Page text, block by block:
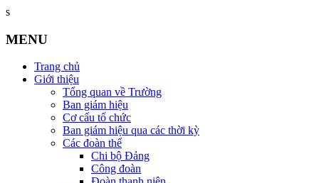
s
MENU
Trang chủ
Giới thiệu
Tổng quan về Trường
Ban giám hiệu
Cơ cấu tổ chức
Ban giám hiệu qua các thời kỳ
Các đoàn thể
Chi bộ Đảng
Công đoàn